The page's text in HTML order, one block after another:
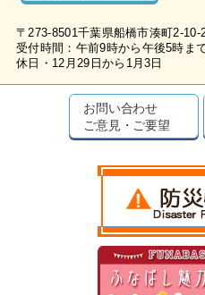
〒273-8501千葉県船橋市湊町2-10-
受付時間：午前9時から午後5時
休日・12月29日から1月3日
お問い合わせ
ご意見・ご要望